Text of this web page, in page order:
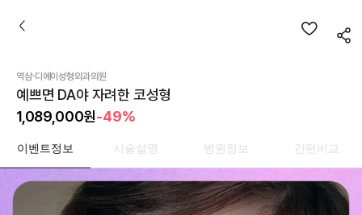
역삼·디에이성형외과의원
예쁘면 DA야 자려한 코성형
1,089,000원-49%
이벤트정보 시술설명 병원정보 간편비교